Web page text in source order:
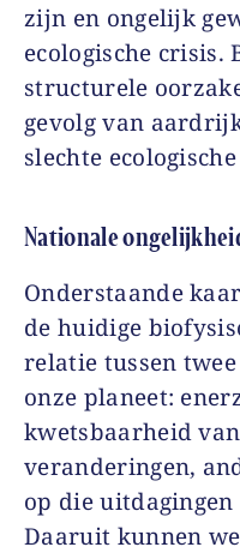
zijn en ongelijk
ecologische crisis.
structurele
gevolg van
slechte
Nationale
Onderstaande
de huidige
relatie tussen
onze planeet:
kwetsbaarheid
veranderingen,
op die
Daaruit kunnen